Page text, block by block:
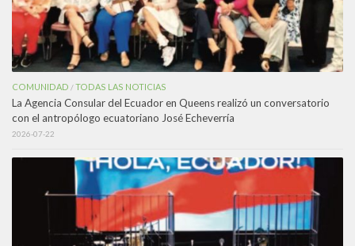
COMUNIDAD /TODAS LAS NOTICIAS
La Agencia Consular del Ecuador en Queens realizó un conversatorio
con el antropólogo ecuatoriano José Echeverría
2026-07-22